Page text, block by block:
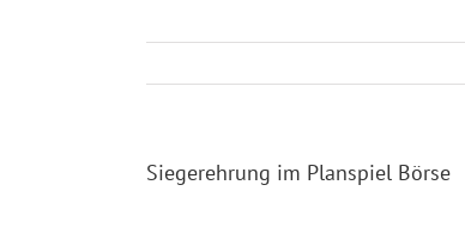
Siegerehrung im Planspiel Börse